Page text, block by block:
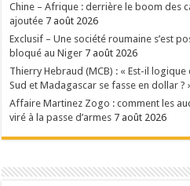
Chine – Afrique : derrière le boom des
ajoutée 7 août 2026
Exclusif – Une société roumaine s’est
bloqué au Niger 7 août 2026
Thierry Hebraud (MCB) : « Est-il logique
Sud et Madagascar se fasse en dollar ?
Affaire Martinez Zogo : comment les
viré à la passe d’armes 7 août 2026